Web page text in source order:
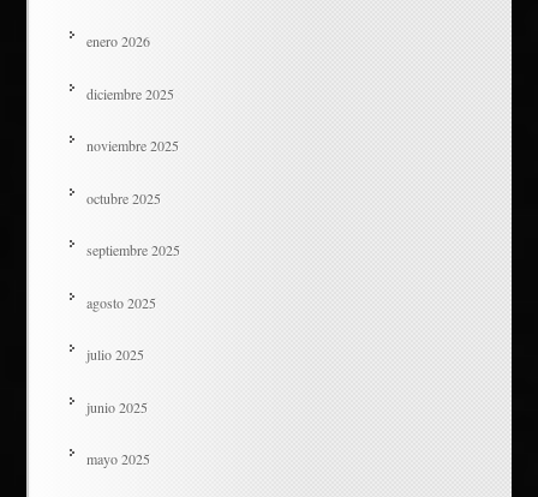
enero 2026
diciembre 2025
noviembre 2025
octubre 2025
septiembre 2025
agosto 2025
julio 2025
junio 2025
mayo 2025